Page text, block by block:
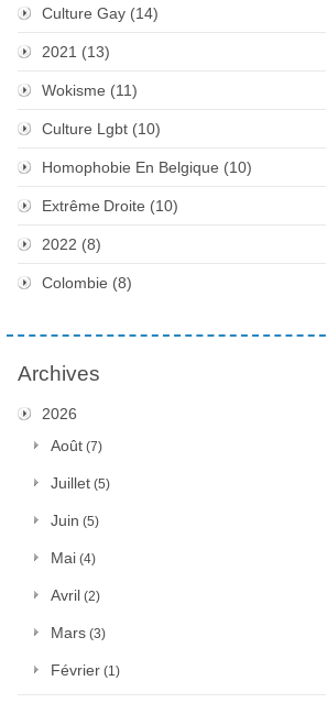
Culture Gay (14)
2021 (13)
Wokisme (11)
Culture Lgbt (10)
Homophobie En Belgique (10)
Extrême Droite (10)
2022 (8)
Colombie (8)
Archives
2026
Août (7)
Juillet (5)
Juin (5)
Mai (4)
Avril (2)
Mars (3)
Février (1)